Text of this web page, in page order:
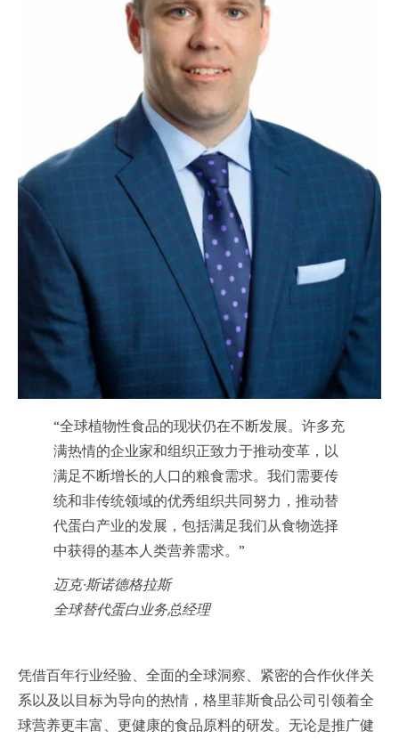
“全球植物性食品的现状仍在不断发展。许多充
满热情的企业家和组织正致力于推动变革，以
满足不断增长的人口的粮食需求。我们需要传
统和非传统领域的优秀组织共同努力，推动替
代蛋白产业的发展，包括满足我们从食物选择
中获得的基本人类营养需求。”
迈克·斯诺德格拉斯
全球替代蛋白业务总经理
凭借百年行业经验、全面的全球洞察、紧密的合作伙伴关
系以及以目标为导向的热情，格里菲斯食品公司引领着全
球营养更丰富、更健康的食品原料的研发。无论是推广健